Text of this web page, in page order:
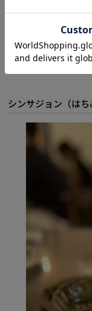
3階には大きなオブ
買い物を楽しんだ後
シンサジョン（はち